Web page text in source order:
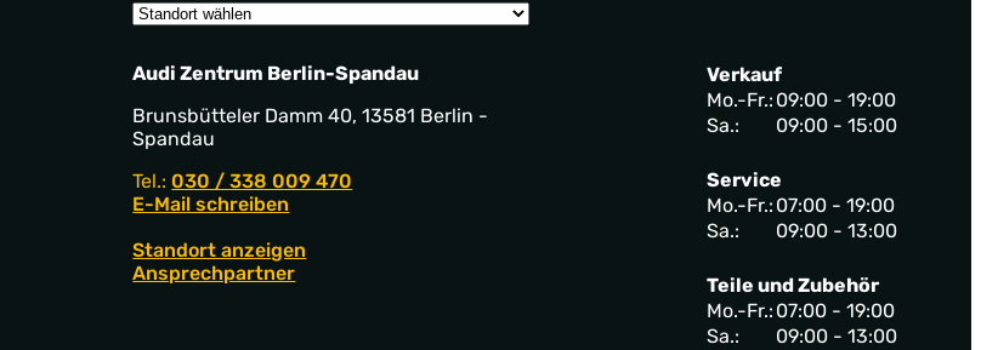
Audi Zentrum Berlin-Spandau
Brunsbütteler Damm 40, 13581 Berlin -
Spandau
Tel.: 030 / 338 009 470
E-Mail schreiben
Standort anzeigen
Ansprechpartner
Verkauf
Mo.-Fr.: 09:00 - 19:00
Sa.:
09:00 - 15:00
Service
Mo.-Fr.: 07:00 - 19:00
Sa.:
09:00 - 13:00
Teile und Zubehör
Mo.-Fr.: 07:00 - 19:00
Sa.:
09:00 - 13:00